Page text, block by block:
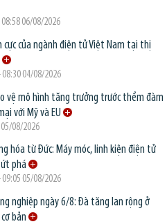
08:58 06/08/2026
cực của ngành điện tử Việt Nam tại thị
08:30 04/08/2026
vệ mô hình tăng trưởng trước thềm đàm
với Mỹ và EU
08/2026
hóa từ Đức: Máy móc, linh kiện điện tử
phá
09:05 05/08/2026
nghiệp ngày 6/8: Đà tăng lan rộng ở
bản